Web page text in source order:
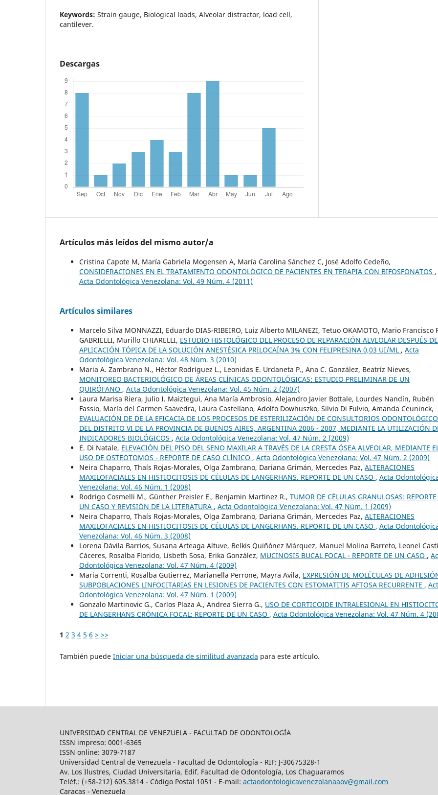
Keywords: Strain gauge, Biological loads, Alveolar distractor, load cell,
cantilever.
Descargas
Artículos más leídos del mismo autor/a
Cristina Capote M, María Gabriela Mogensen A, María Carolina Sánchez C, José Adolfo Cedeño,
CONSIDERACIONES EN EL TRATAMIENTO ODONTOLÓGICO DE PACIENTES EN TERAPIA CON BIFOSFONATOS ,
Acta Odontológica Venezolana: Vol. 49 Núm. 4 (2011)
Artículos similares
Marcelo Silva MONNAZZI, Eduardo DIAS-RIBEIRO, Luiz Alberto MILANEZI, Tetuo OKAMOTO, Mario Francisco
GABRIELLI, Murillo CHIARELLI, ESTUDIO HISTOLÓGICO DEL PROCESO DE REPARACIÓN ALVEOLAR DESPUÉS
APLICACIÓN TÓPICA DE LA SOLUCIÓN ANESTÉSICA PRILOCAÍNA 3% CON FELIPRESINA 0,03 UI/ML , Acta
Odontológica Venezolana: Vol. 48 Núm. 3 (2010)
Maria A. Zambrano N., Héctor Rodríguez L., Leonidas E. Urdaneta P., Ana C. González, Beatríz Nieves,
MONITOREO BACTERIOLÓGICO DE ÁREAS CLÍNICAS ODONTOLÓGICAS: ESTUDIO PRELIMINAR DE UN
QUIRÓFANO , Acta Odontológica Venezolana: Vol. 45 Núm. 2 (2007)
Laura Marisa Riera, Julio I. Maiztegui, Ana María Ambrosio, Alejandro Javier Bottale, Lourdes Nandín, Rubén
Fassio, María del Carmen Saavedra, Laura Castellano, Adolfo Dowhuszko, Silvio Di Fulvio, Amanda Ceuninck,
EVALUACIÓN DE DE LA EFICACIA DE LOS PROCESOS DE ESTERILIZACIÓN DE CONSULTORIOS
DEL DISTRITO VI DE LA PROVINCIA DE BUENOS AIRES, ARGENTINA 2006 - 2007, MEDIANTE LA UTILIZACIÓN
INDICADORES BIOLÓGICOS , Acta Odontológica Venezolana: Vol. 47 Núm. 2 (2009)
E. Di Natale, ELEVACIÓN DEL PISO DEL SENO MAXILAR A TRAVÉS DE LA CRESTA ÓSEA ALVEOLAR, MEDIANTE
USO DE OSTEOTOMOS - REPORTE DE CASO CLÍNICO , Acta Odontológica Venezolana: Vol. 47 Núm. 2 (2009)
Neira Chaparro, Thaís Rojas-Morales, Olga Zambrano, Dariana Grimán, Mercedes Paz, ALTERACIONES
MAXILOFACIALES EN HISTIOCITOSIS DE CÉLULAS DE LANGERHANS. REPORTE DE UN CASO , Acta
Venezolana: Vol. 46 Núm. 1 (2008)
Rodrigo Cosmelli M., Günther Preisler E., Benjamin Martinez R., TUMOR DE CÉLULAS GRANULOSAS: REPORTE
UN CASO Y REVISIÓN DE LA LITERATURA , Acta Odontológica Venezolana: Vol. 47 Núm. 1 (2009)
Neira Chaparro, Thaís Rojas-Morales, Olga Zambrano, Dariana Grimán, Mercedes Paz, ALTERACIONES
MAXILOFACIALES EN HISTIOCITOSIS DE CÉLULAS DE LANGERHANS. REPORTE DE UN CASO , Acta
Venezolana: Vol. 46 Núm. 3 (2008)
Lorena Dávila Barrios, Susana Arteaga Altuve, Belkis Quiñónez Márquez, Manuel Molina Barreto, Leonel
Cáceres, Rosalba Florido, Lisbeth Sosa, Erika González, MUCINOSIS BUCAL FOCAL - REPORTE DE UN CASO ,
Odontológica Venezolana: Vol. 47 Núm. 4 (2009)
Maria Correnti, Rosalba Gutierrez, Marianella Perrone, Mayra Avila, EXPRESIÓN DE MOLÉCULAS DE
SUBPOBLACIONES LINFOCITARIAS EN LESIONES DE PACIENTES CON ESTOMATITIS AFTOSA RECURRENTE ,
Odontológica Venezolana: Vol. 47 Núm. 1 (2009)
Gonzalo Martinovic G., Carlos Plaza A., Andrea Sierra G., USO DE CORTICOIDE INTRALESIONAL EN
DE LANGERHANS CRÓNICA FOCAL: REPORTE DE UN CASO , Acta Odontológica Venezolana: Vol. 47 Núm. 4
1 2 3 4 5 6 > >>
También puede Iniciar una búsqueda de similitud avanzada para este artículo.
UNIVERSIDAD CENTRAL DE VENEZUELA - FACULTAD DE ODONTOLOGÍA
ISSN impreso: 0001-6365
ISSN online: 3079-7187
Universidad Central de Venezuela - Facultad de Odontología - RIF: J-30675328-1
Av. Los Ilustres, Ciudad Universitaria, Edif. Facultad de Odontología, Los Chaguaramos
Teléf.: (+58-212) 605.3814 - Código Postal 1051 - E-mail: actaodontologicavenezolanaaov@gmail.com
Caracas - Venezuela